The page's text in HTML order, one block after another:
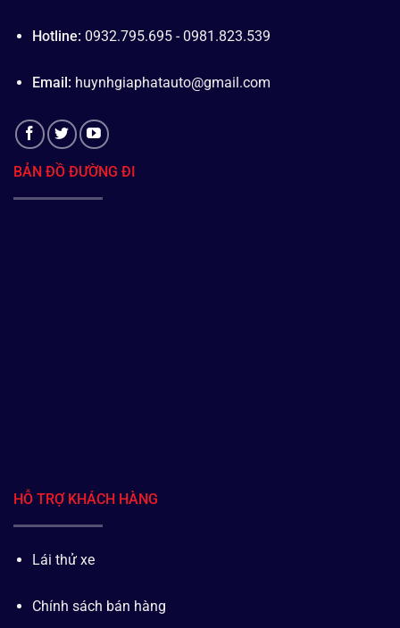
Hotline: 0932.795.695 - 0981.823.539
Email: huynhgiaphatauto@gmail.com
BẢN ĐỒ ĐƯỜNG ĐI
HỖ TRỢ KHÁCH HÀNG
Lái thử xe
Chính sách bán hàng